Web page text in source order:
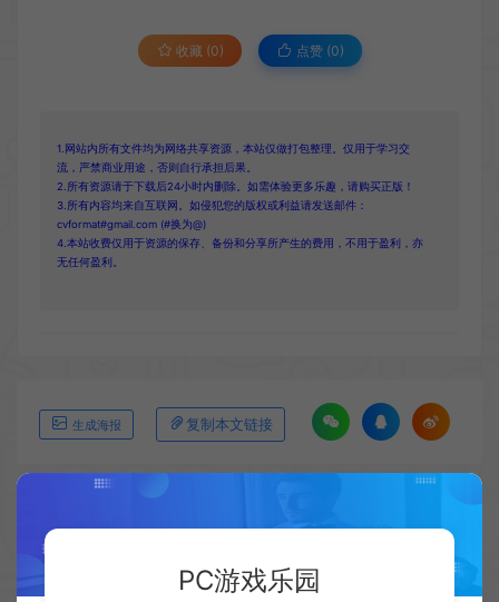
收藏 (0) 点赞 (0)
1.网站内所有文件均为网络共享资源，本站仅做打包整理。仅用于学习交
流，严禁商业用途，否则自行承担后果。
2.所有资源请于下载后24小时内删除。如需体验更多乐趣，请购买正版！
3.所有内容均来自互联网。如侵犯您的版权或利益请发送邮件：
cvformat#gmail.com (#换为@)
4.本站收费仅用于资源的保存、备份和分享所产生的费用，不用于盈利，亦
无任何盈利。
生成海报 复制本文链接
上一篇：
下一篇：
PC游戏乐园